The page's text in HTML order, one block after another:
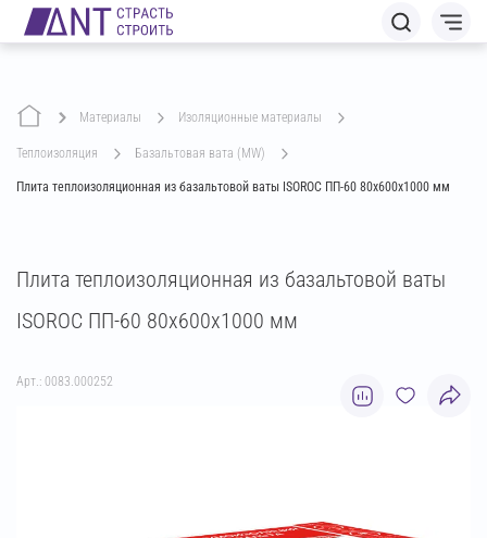
Материалы изоляционные материалы
теплоизоляция базальтовая вата (MW)
Плита теплоизоляционная из базальтовой ваты ISOROC ПП-60 80х600х1000 мм
Плита теплоизоляционная из базальтовой ваты
ISOROC ПП-60 80х600х1000 мм
Арт.: 0083.000252